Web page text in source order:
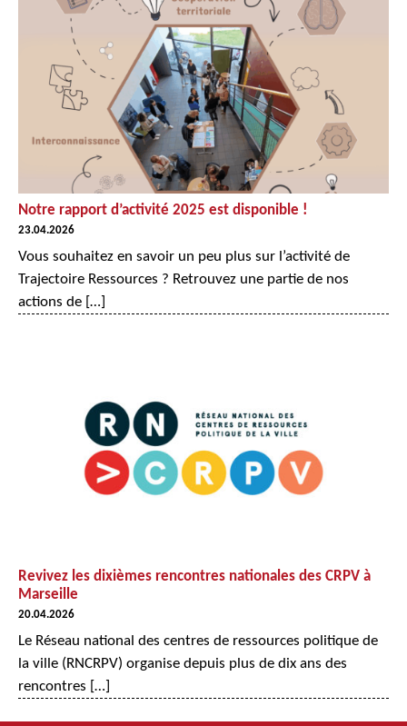
Notre rapport d’activité 2025 est disponible !
23.04.2026
Vous souhaitez en savoir un peu plus sur l’activité de
Trajectoire Ressources ? Retrouvez une partie de nos
actions de […]
Revivez les dixièmes rencontres nationales des CRPV à
Marseille
20.04.2026
Le Réseau national des centres de ressources politique de
la ville (RNCRPV) organise depuis plus de dix ans des
rencontres […]